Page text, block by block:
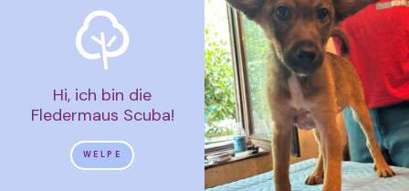
Hi, ich bin die
Fledermaus Scuba!
WELPE